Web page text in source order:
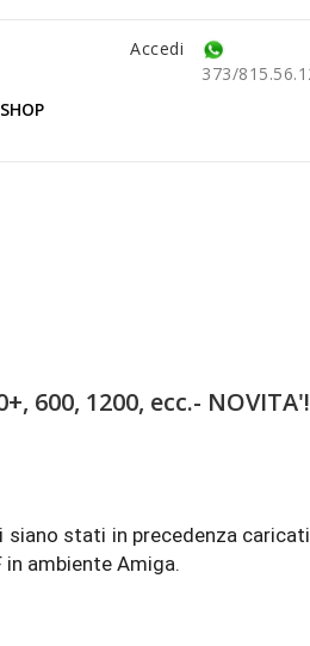
SHOP
Accedi
373/
600, 1200, ecc.- NOVITA'!
stati in precedenza
ambiente Amiga.